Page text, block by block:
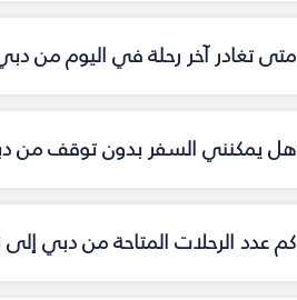
متى تغادر آخر رحلة في اليوم من
هل يمكنني السفر بدون توقف من
كم عدد الرحلات المتاحة من دبي